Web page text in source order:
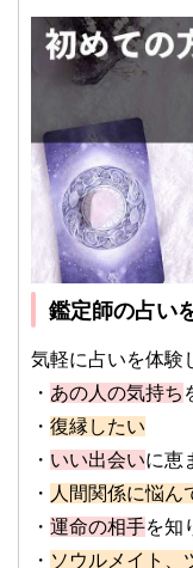
鑑定師の占い
気軽に占いを体験
・ あの人の気持ち
・ 復縁したい
・ いい出会いに恵
・ 人間関係に悩ん
・ 運命の相手を知
・ ソウルメイト、